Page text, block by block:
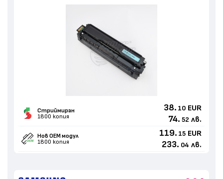
Стриймиран
1800 копия
38. 10 EUR
74. 52 лв.
Нов ОЕМ модул
1800 копия
119. 15 EUR
233. 04 лв.